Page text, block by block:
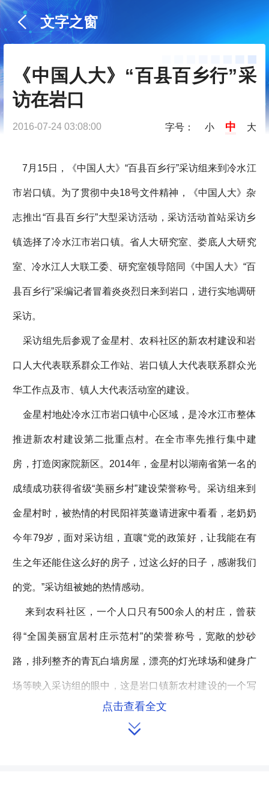
文字之窗
《中国人大》“百县百乡行”采
访在岩口
2016-07-24 03:08:00 字号： 小 中 大
7月15日，《中国人大》“百县百乡行”采访组来到冷水江
市岩口镇。为了贯彻中央18号文件精神，《中国人大》杂
志推出“百县百乡行”大型采访活动，采访活动首站采访乡
镇选择了冷水江市岩口镇。省人大研究室、娄底人大研究
室、冷水江人大联工委、研究室领导陪同《中国人大》“百
县百乡行”采编记者冒着炎炎烈日来到岩口，进行实地调研
采访。
采访组先后参观了金星村、农科社区的新农村建设和岩
口人大代表联系群众工作站、岩口镇人大代表联系群众光
华工作点及市、镇人大代表活动室的建设。
金星村地处冷水江市岩口镇中心区域，是冷水江市整体
推进新农村建设第二批重点村。在全市率先推行集中建
房，打造闵家院新区。2014年，金星村以湖南省第一名的
成绩成功获得省级“美丽乡村”建设荣誉称号。采访组来到
金星村时，被热情的村民阳祥英邀请进家中看看，老奶奶
今年79岁，面对采访组，直嚷“党的政策好，让我能在有
生之年还能住这么好的房子，过这么好的日子，感谢我们
的党。”采访组被她的热情感动。
来到农科社区，一个人口只有500余人的村庄，曾获
得“全国美丽宜居村庄示范村”的荣誉称号，宽敞的炒砂
路，排列整齐的青瓦白墙房屋，漂亮的灯光球场和健身广
场等映入采访组的眼中，这是岩口镇新农村建设的一个写
随后，参观完人大代表联系群众工作站（点）和市、镇
点击查看全文
